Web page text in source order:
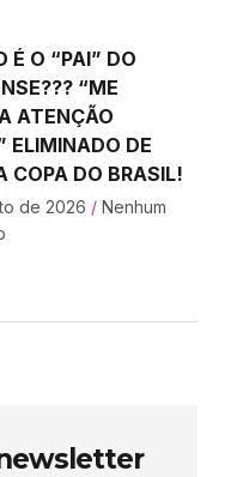
É O “PAI” DO
“ME
ATENÇÃO
ELIMINADO DE
COPA DO BRASIL!
de 2026 Nenhum